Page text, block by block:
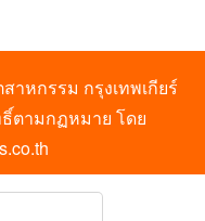
าหกรรม กรุงเทพเกียร์
ตามกฏหมาย โดย